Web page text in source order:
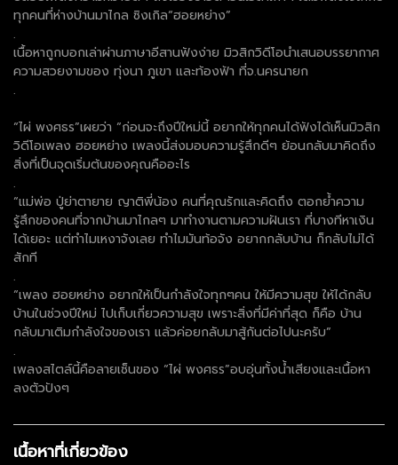
ทุกคนที่ห่างบ้านมาไกล ซิงเกิล“ฮอยหย่าง”
.
เนื้อหาถูกบอกเล่าผ่านภาษาอีสานฟังง่าย มิวสิกวิดีโอนำเสนอบรรยากาศ
ความสวยงามของ ทุ่งนา ภูเขา และท้องฟ้า ที่จ.นครนายก
.
“ไผ่ พงศธร”เผยว่า “ก่อนจะถึงปีใหม่นี้ อยากให้ทุกคนได้ฟังได้เห็นมิวสิก
วิดีโอเพลง ฮอยหย่าง เพลงนี้ส่งมอบความรู้สึกดีๆ ย้อนกลับมาคิดถึง
สิ่งที่เป็นจุดเริ่มต้นของคุณคืออะไร
.
“แม่พ่อ ปู่ย่าตายาย ญาติพี่น้อง คนที่คุณรักและคิดถึง ตอกย้ำความ
รู้สึกของคนที่จากบ้านมาไกลๆ มาทำงานตามความฝันเรา ที่บางทีหาเงิน
ได้เยอะ แต่ทำไมเหงาจังเลย ทำไมมันท้อจัง อยากกลับบ้าน ก็กลับไม่ได้
สักที
.
“เพลง ฮอยหย่าง อยากให้เป็นกำลังใจทุกๆคน ให้มีความสุข ให้ได้กลับ
บ้านในช่วงปีใหม่ ไปเก็บเกี่ยวความสุข เพราะสิ่งที่มีค่าที่สุด ก็คือ บ้าน
กลับมาเติมกำลังใจของเรา แล้วค่อยกลับมาสู้กันต่อไปนะครับ”
.
เพลงสไตล์นี้คือลายเซ็นของ “ไผ่ พงศธร”อบอุ่นทั้งน้ำเสียงและเนื้อหา
ลงตัวปังๆ
เนื้อหาที่เกี่ยวข้อง